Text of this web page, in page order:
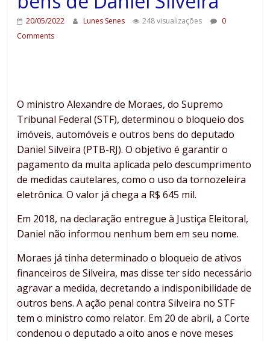
20/05/2022 Lunes Senes 248 visualizações
0
Comments
O ministro Alexandre de Moraes, do Supremo
Tribunal Federal (STF), determinou o bloqueio dos
imóveis, automóveis e outros bens do deputado
Daniel Silveira (PTB-RJ). O objetivo é garantir o
pagamento da multa aplicada pelo descumprimento
de medidas cautelares, como o uso da tornozeleira
eletrônica. O valor já chega a R$ 645 mil.
Em 2018, na declaração entregue à Justiça Eleitoral,
Daniel não informou nenhum bem em seu nome.
Moraes já tinha determinado o bloqueio de ativos
financeiros de Silveira, mas disse ter sido necessário
agravar a medida, decretando a indisponibilidade de
outros bens. A ação penal contra Silveira no STF
tem o ministro como relator. Em 20 de abril, a Corte
condenou o deputado a oito anos e nove meses